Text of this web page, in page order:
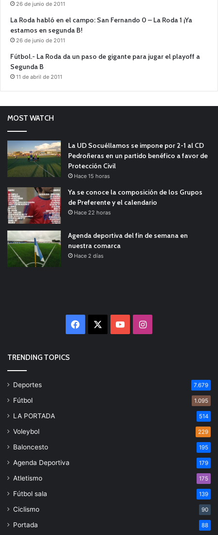
26 de junio de 2011
La Roda habló en el campo: San Fernando 0 – La Roda 1 ¡Ya
estamos en segunda B!
26 de junio de 2011
Fútbol.- La Roda da un paso de gigante para jugar el playoff a
Segunda B
11 de abril de 2011
MOST WATCH
La UD Socuéllamos se impone por 2-1 al CD
Pedroñeras en un partido benéfico a favor de
Protección Civil
Hace 15 horas
Ya se conoce la composición de los Grupos
de Preferente y el calendario
Hace 22 horas
Agenda deportiva del fin de semana en
nuestra comarca
Hace 2 días
Facebook YouTubeInstagram
TRENDING TOPICS
Deportes 7.679
Fútbol 1.095
LA PORTADA 514
Voleybol 229
Baloncesto 195
Agenda Deportiva 179
Atletismo 175
Fútbol sala 139
Ciclismo 90
Portada 88